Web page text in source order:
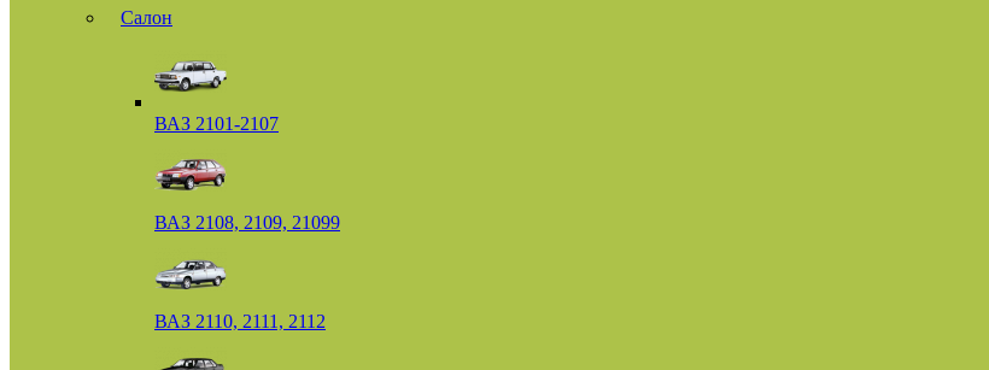
Салон
ВАЗ 2101-2107
ВАЗ 2108, 2109, 21099
ВАЗ 2110, 2111, 2112